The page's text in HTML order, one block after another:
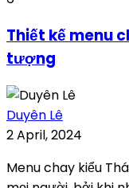
Thiết kế menu
tượng
Duyên Lê
2 April, 2024
Menu chay kiểu